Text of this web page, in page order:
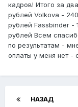
кадров! Итого за
рублей Volkova -
рублей Fassbinder -
рублей Всем
по результатам -
оплаты у меня нет -
НАЗАД